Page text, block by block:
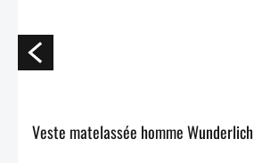
Veste matelassée homme Wunderlich